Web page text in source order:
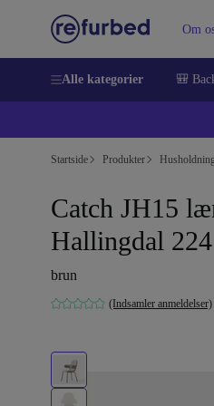
Om
Alle kategorier 🎒
Startside Produkter
Catch JH15
Hallingdal 224
brun
(Indsamler anmeldelser)